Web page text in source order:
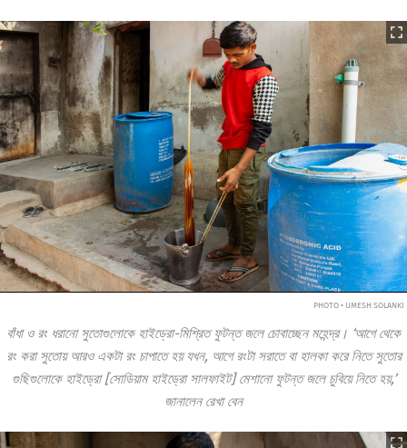
PHOTO • UMESH SOLANKI
বাঁধা ও রং ধরানো সুতোগুলোকে হাইড্রো-মিশ্রিত ফুটন্ত জলে চোবাচ্ছেন মহেন্দ্র। ‘আগে থেকে
রং করা সুতোয় আরও একটা রং চাপাতে হয় যখন, আগে রংটা সরাতে বা হালকা করে নিতে সুতোর
গুছিগুলোকে হাইড্রো [সোডিয়াম হাইড্রো সালফাইট] মেশানো ফুটন্ত জলে চুবিয়ে নিতে হয়,’
জানালেন রেখা বেন